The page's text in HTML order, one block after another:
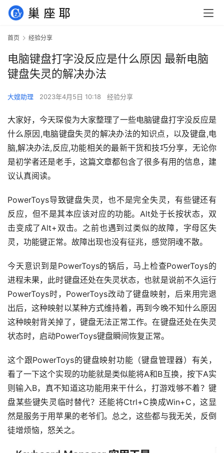
首页 经验分享
电脑键盘打字没反应是什么原因 最新电脑
键盘失灵的解决办法
大嫂助理 2023年4月5日 10:18 经验分享
大家好，今天琛俊为大家整理了一些电脑键盘打字没反应是
什么原因,电脑键盘失灵的解决办法的知识点，以及键盘,电
脑,解决办法,反应,功能相关的最新干货和技巧分享，无论你
是初学者还是老手，这篇文章都包含了很多有用的信息，建
议认真阅读。
PowerToys导致键盘失灵，也不是完全失灵，有些键还有
反应，但不是其本应该对应的功能。Alt处于长按状态，双
击变成了Alt+双击。之前也遇到过类似的故障，字母区失
灵，功能键正常。故障出现也没有征兆，感觉阴魂不散。
今天意识到是PowerToys的锅后，马上检查PowerToys的
进程未果，此时键盘还处在失灵状态，也就是说前不久运行
PowerToys时，PowerToys改动了键盘映射，后来用完退
出后，这种映射以某种方式维持着，再到今晚不知什么原因
这种映射背关掉了，键盘无法正常工作。在键盘还处在失灵
状态时，启动PowerToys键盘瞬间恢复正常。
这个跟PowerToys的键盘映射功能（键盘管理器）有关，
看了一下这个实现的功能就是类似能将A和B互换，按下A实
则输入B，真不知道这功能用来干什么，打游戏够不着？键
盘某些键失灵临时替代？还能将Ctrl+C换成Win+C，这显
然是服务于用苹果的老爷们。总之，这些都与我无关，反倒
徒增烦恼，怒关之。